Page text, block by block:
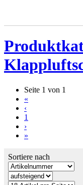
Seite 1 von 1
«
‹
1
›
»
Sortiere nach